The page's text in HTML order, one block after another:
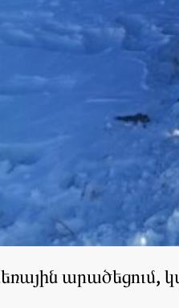
արածեցում,